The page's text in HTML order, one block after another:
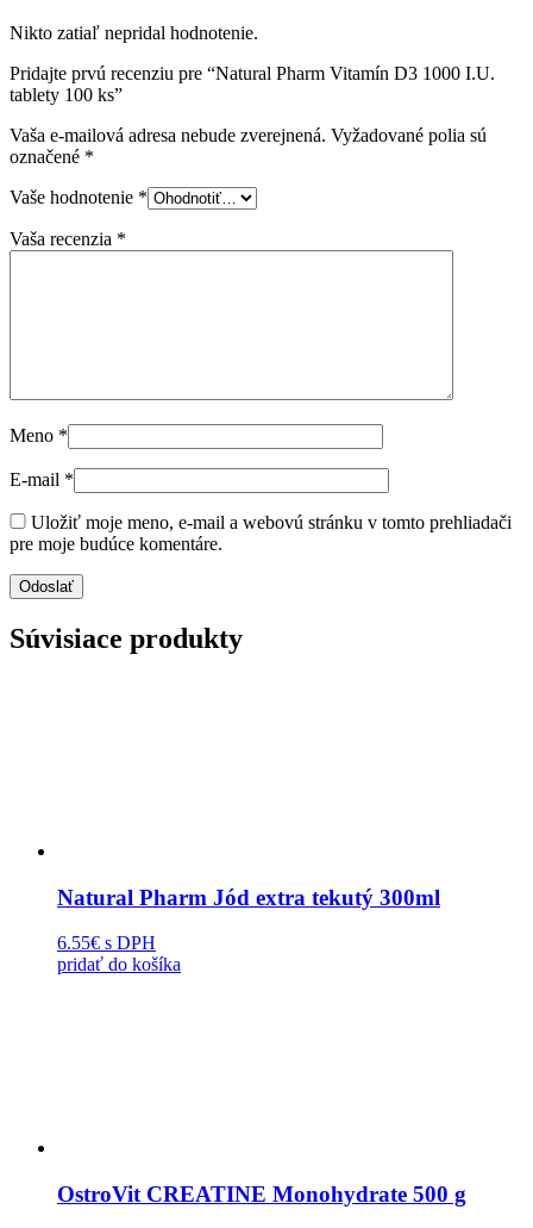
Nikto zatiaľ nepridal hodnotenie.
Pridajte prvú recenziu pre “Natural Pharm Vitamín D3 1000 I.U.
tablety 100 ks”
Vaša e-mailová adresa nebude zverejnená. Vyžadované polia sú
označené *
Vaše hodnotenie *
Vaša recenzia *
Meno *
E-mail *
Uložiť moje meno, e-mail a webovú stránku v tomto prehliadači
pre moje budúce komentáre.
Súvisiace produkty
Natural Pharm Jód extra tekutý 300ml
6.55€ s DPH
pridať do košíka
OstroVit CREATINE Monohydrate 500 g